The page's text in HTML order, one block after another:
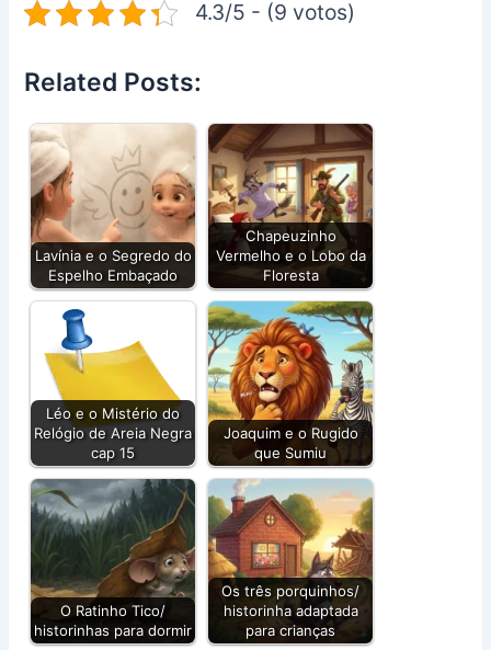
4.3/5 - (9 votos)
Related Posts:
Lavínia e o Segredo do
Espelho Embaçado
Chapeuzinho
Vermelho e o Lobo da
Floresta
Léo e o Mistério do
Relógio de Areia Negra
cap 15
Joaquim e o Rugido
que Sumiu
O Ratinho Tico/
historinhas para dormir
Os três porquinhos/
historinha adaptada
para crianças